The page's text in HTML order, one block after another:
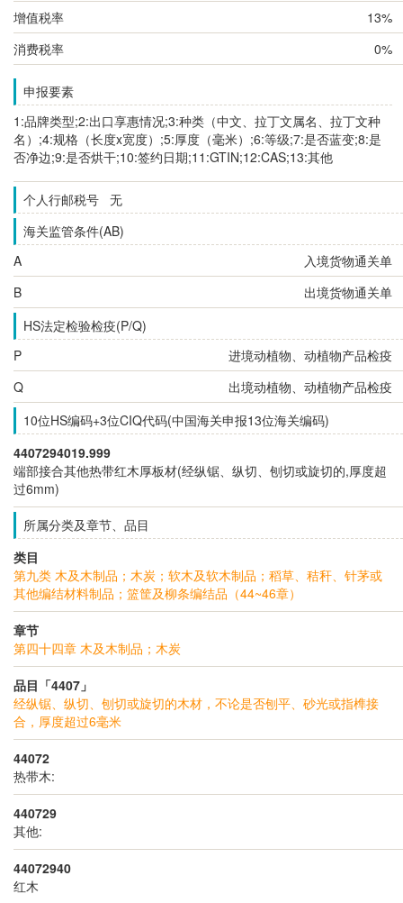
增值税率
13%
消费税率
0%
申报要素
1:品牌类型;2:出口享惠情况;3:种类（中文、拉丁文属名、拉丁文种
名）;4:规格（长度x宽度）;5:厚度（毫米）;6:等级;7:是否蓝变;8:是
否净边;9:是否烘干;10:签约日期;11:GTIN;12:CAS;13:其他
个人行邮税号 无
海关监管条件(AB)
A
入境货物通关单
B
出境货物通关单
HS法定检验检疫(P/Q)
P
进境动植物、动植物产品检疫
Q
出境动植物、动植物产品检疫
10位HS编码+3位CIQ代码(中国海关申报13位海关编码)
4407294019.999
端部接合其他热带红木厚板材(经纵锯、纵切、刨切或旋切的,厚度超
过6mm)
所属分类及章节、品目
类目
第九类 木及木制品；木炭；软木及软木制品；稻草、秸秆、针茅或
其他编结材料制品；篮筐及柳条编结品（44~46章）
章节
第四十四章 木及木制品；木炭
品目「4407」
经纵锯、纵切、刨切或旋切的木材，不论是否刨平、砂光或指榫接
合，厚度超过6毫米
44072
热带木:
440729
其他:
44072940
红木